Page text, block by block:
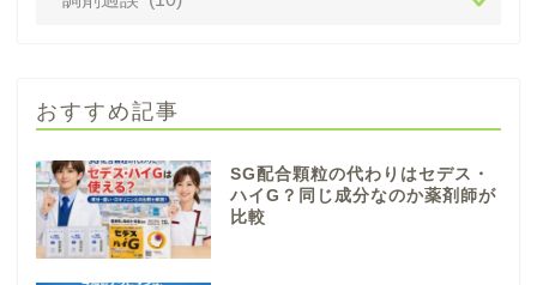
おすすめ記事
SG配合顆粒の代わりはセデス・
ハイG？同じ成分なのか薬剤師が
比較